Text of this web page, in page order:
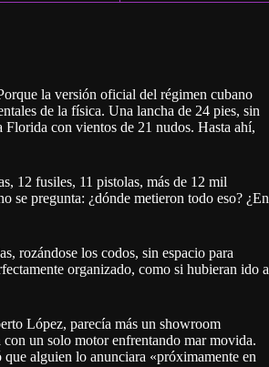
la versión oficial del régimen cubano
de la física. Una lancha de 24 pies, sin
Florida con vientos de 21 nudos. Hasta ahí,
12 fusiles, 11 pistolas, más de 12 mil
se pregunta: ¿dónde metieron todo eso? ¿En
rozándose los codos, sin espacio para
organizado, como si hubieran ido a
López, parecía más un showroom
un solo motor enfrentando mar movida.
alguien lo anunciara «próximamente en